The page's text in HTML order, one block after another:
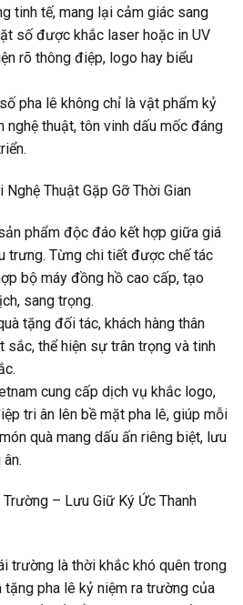
tinh tế, mang lại cảm giác sang
số được khắc laser hoặc in UV
rõ thông điệp, logo hay biểu
pha lê không chỉ là vật phẩm kỷ
nghệ thuật, tôn vinh dấu mốc đáng
Thuật Gặp Gỡ Thời Gian
phẩm độc đáo kết hợp giữa giá
trưng. Từng chi tiết được chế tác
bộ máy đồng hồ cao cấp, tạo
sang trọng.
tặng đối tác, khách hàng thân
sắc, thể hiện sự trân trọng và tinh
cung cấp dịch vụ khắc logo,
tri ân lên bề mặt pha lê, giúp mỗi
quà mang dấu ấn riêng biệt, lưu
– Lưu Giữ Ký Ức Thanh
trường là thời khắc khó quên trong
pha lê kỷ niệm ra trường của